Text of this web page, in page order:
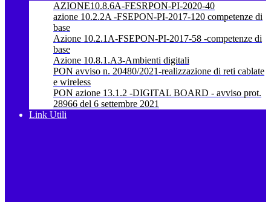
AZIONE10.8.6A-FESRPON-PI-2020-40
azione 10.2.2A -FSEPON-PI-2017-120 competenze di
base
Azione 10.2.1A-FSEPON-PI-2017-58 -competenze di
base
Azione 10.8.1.A3-Ambienti digitali
PON avviso n. 20480/2021-realizzazione di reti cablate
e wireless
PON azione 13.1.2 -DIGITAL BOARD - avviso prot.
28966 del 6 settembre 2021
Link Utili